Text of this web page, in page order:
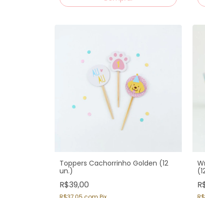
Toppers Cachorrinho Golden (12
un.)
R$39,00